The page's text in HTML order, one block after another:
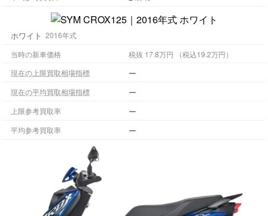
ホワイト 2016年式
当時の新車価格
税抜 17.8万円 （税込19.2万円）
現在の上限買取相場指標
ー
現在の平均買取相場指標 ー
上限参考買取率 ー
平均参考買取率 ー